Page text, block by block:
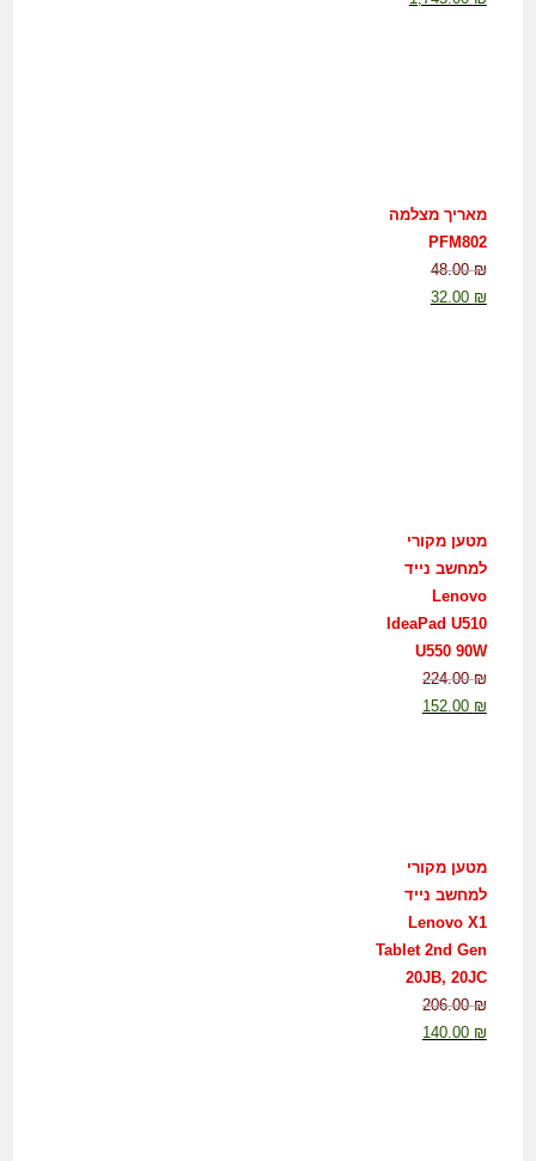
מאריך מצלמה
PFM802
48.00₪
32.00 ₪
מטען מקורי
למחשב נייד
Lenovo
IdeaPad U510
U550 90W
224.00₪
152.00 ₪
מטען מקורי
למחשב נייד
Lenovo X1
Tablet 2nd Gen
20JB, 20JC
206.00₪
140.00 ₪